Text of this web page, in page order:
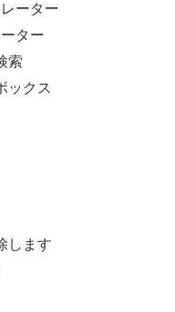
ーター
ター
索
ックス
します